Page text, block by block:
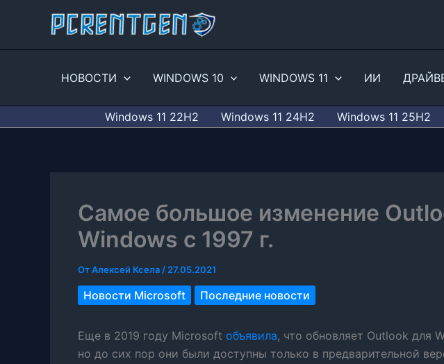
НОВОСТИ WINDOWS 10 WINDOWS 11 ИИ
Windows 11 22H2 Windows 11 24H2 Windows 11 25H2
Самое большое изменение
Windows с 1997 г.
ОтАлексей Ксела / 27.05.2021
Новости Microsoft Последние новости
Еще в 2019 году Microsoft объявила, что обновляет Outlook для
но до сих пор они были доступны только в предварительной